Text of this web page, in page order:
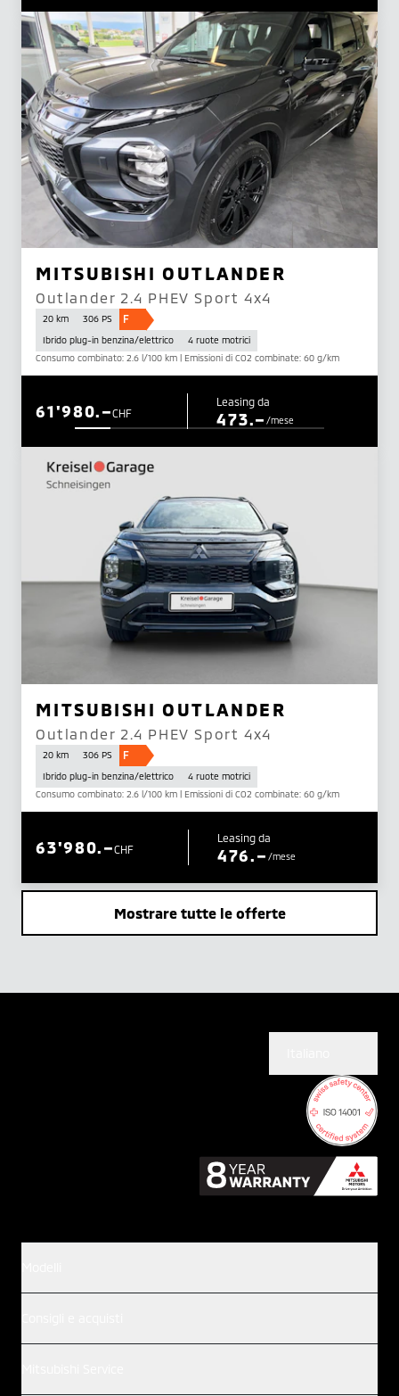
MITSUBISHI OUTLANDER
Outlander 2.4 PHEV Sport 4x4
20 km 306 PS F
Ibrido plug-in benzina/elettrico
4 ruote motrici
Consumo combinato: 2.6 l/100 km | Emissioni di CO2 combinate: 60 g/km
CHF
61'980.– Leasing da
473.–/mese
MITSUBISHI OUTLANDER
Outlander 2.4 PHEV Sport 4x4
20 km 306 PS F
Ibrido plug-in benzina/elettrico
4 ruote motrici
Consumo combinato: 2.6 l/100 km | Emissioni di CO2 combinate: 60 g/km
CHF
63'980.– Leasing da
476.– /mese
Mostrare tutte le offerte